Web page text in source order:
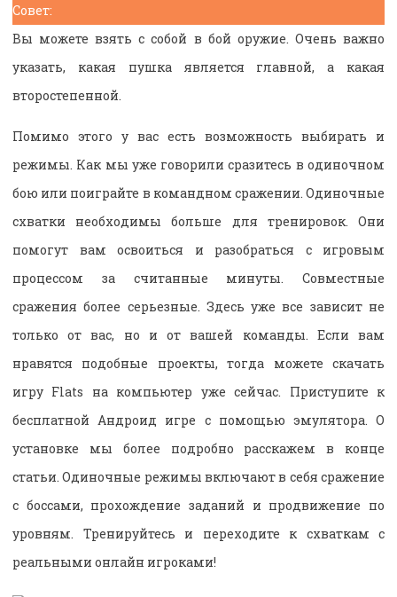
Совет:
Вы можете взять с собой в бой оружие. Очень важно
указать, какая пушка является главной, а какая
второстепенной.
Помимо этого у вас есть возможность выбирать и
режимы. Как мы уже говорили сразитесь в одиночном
бою или поиграйте в командном сражении. Одиночные
схватки необходимы больше для тренировок. Они
помогут вам освоиться и разобраться с игровым
процессом за считанные минуты. Совместные
сражения более серьезные. Здесь уже все зависит не
только от вас, но и от вашей команды. Если вам
нравятся подобные проекты, тогда можете скачать
игру Flats на компьютер уже сейчас. Приступите к
бесплатной Андроид игре с помощью эмулятора. О
установке мы более подробно расскажем в конце
статьи. Одиночные режимы включают в себя сражение
с боссами, прохождение заданий и продвижение по
уровням. Тренируйтесь и переходите к схваткам с
реальными онлайн игроками!